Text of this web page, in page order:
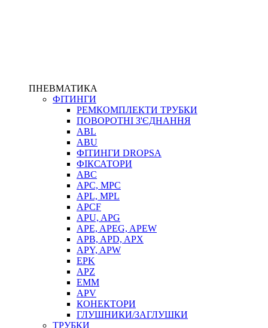
ПНЕВМАТИКА
ФІТИНГИ
РЕМКОМПЛЕКТИ ТРУБКИ
ПОВОРОТНІ З'ЄДНАННЯ
ABL
ABU
ФІТИНГИ DROPSA
ФІКСАТОРИ
ABC
APC, MPC
APL, MPL
APCF
APU, APG
APE, APEG, APEW
APB, APD, APX
APY, APW
EPK
APZ
EMM
APV
КОНЕКТОРИ
ГЛУШНИКИ/ЗАГЛУШКИ
ТРУБКИ